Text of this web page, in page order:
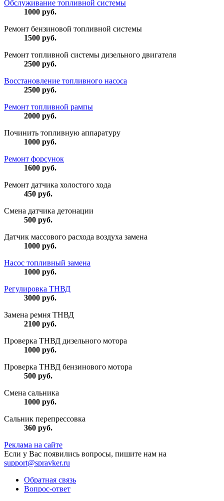
Обслуживание топливной системы
1000 руб.
Ремонт бензиновой топливной системы
1500 руб.
Ремонт топливной системы дизельного двигателя
2500 руб.
Восстановление топливного насоса
2500 руб.
Ремонт топливной рампы
2000 руб.
Починить топливную аппаратуру
1000 руб.
Ремонт форсунок
1600 руб.
Ремонт датчика холостого хода
450 руб.
Смена датчика детонации
500 руб.
Датчик массового расхода воздуха замена
1000 руб.
Насос топливный замена
1000 руб.
Регулировка ТНВД
3000 руб.
Замена ремня ТНВД
2100 руб.
Проверка ТНВД дизельного мотора
1000 руб.
Проверка ТНВД бензинового мотора
500 руб.
Смена сальника
1000 руб.
Сальник перепрессовка
360 руб.
Реклама на сайте
Если у Вас появились вопросы, пишите нам на
support@spravker.ru
Обратная связь
Вопрос-ответ